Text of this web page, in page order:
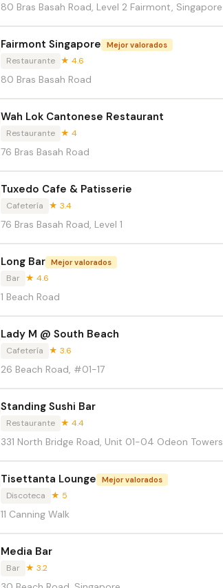
80 Bras Basah Road, Level 2 Fairmont, Singapore
Fairmont Singapore Mejor valorados
Restaurante ★ 4.6
80 Bras Basah Road
Wah Lok Cantonese Restaurant
Restaurante ★ 4
76 Bras Basah Road
Tuxedo Cafe & Patisserie
Cafetería ★ 3.4
76 Bras Basah Road, Level 1
Long Bar Mejor valorados
Bar ★ 4.6
1 Beach Road
Lady M @ South Beach
Cafetería ★ 3.6
26 Beach Road, #01-17
Standing Sushi Bar
Restaurante ★ 4.4
331 North Bridge Road, Unit 01-04 Odeon Towers
Tisettanta Lounge Mejor valorados
Discoteca ★ 5
11 Canning Walk
Media Bar
Bar ★ 3.2